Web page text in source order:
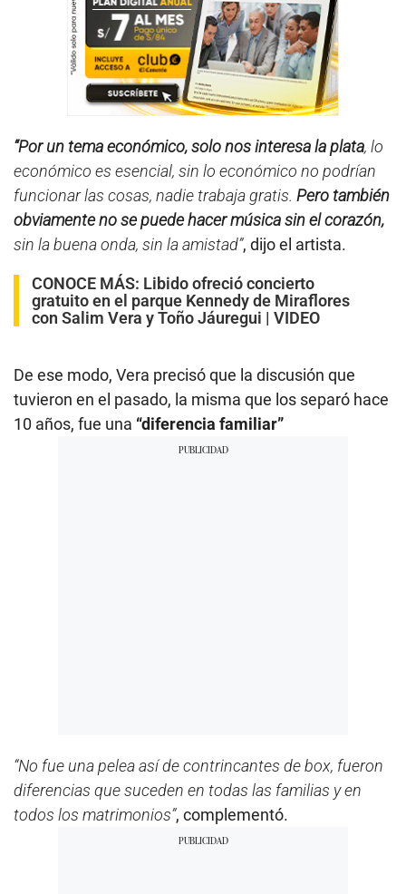
“Por un tema económico, solo nos interesa la plata, lo
económico es esencial, sin lo económico no podrían
funcionar las cosas, nadie trabaja gratis. Pero también
obviamente no se puede hacer música sin el corazón,
sin la buena onda, sin la amistad”, dijo el artista.
CONOCE MÁS: Libido ofreció concierto
gratuito en el parque Kennedy de Miraflores
con Salim Vera y Toño Jáuregui | VIDEO
De ese modo, Vera precisó que la discusión que
tuvieron en el pasado, la misma que los separó hace
10 años, fue una “diferencia familiar”
“No fue una pelea así de contrincantes de box, fueron
diferencias que suceden en todas las familias y en
todos los matrimonios”, complementó.